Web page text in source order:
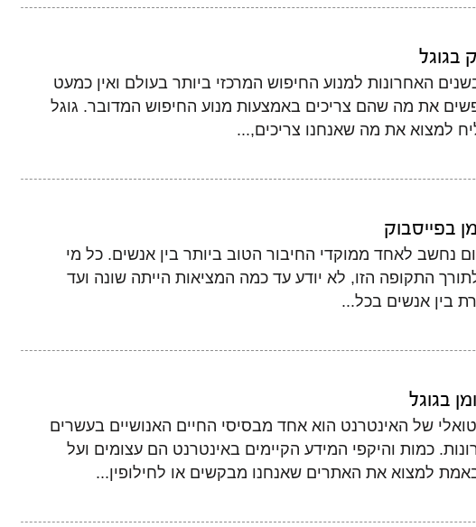
בגוגל
האחרונות למנוע החיפוש המרכזי ביותר בעולם ואין כמעט
את מה שהם צריכים באמצעות מנוע החיפוש המדובר. גוגל
למצוא את מה שאנחנו צריכים,...
בפייסבוק
נחשב לאחד ממוקדי החיבור הטוב ביותר בין אנשים. כל מי
התקופה הזו, לא יודע עד כמה המציאות הייתה שונה ועד
בין אנשים בכל...
בגוגל
של האינטרנט הוא אחד מבסיסי החיים האנושיים בעשרים
כמות והיקפי המידע הקיימים באינטרנט הם עצומים ועל
למצוא את האתרים שאנחנו מבקשים או לחילופין...